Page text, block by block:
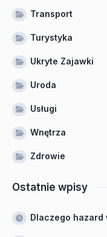
Transport
Turystyka
Ukryte Zajawki
Uroda
Usługi
Wnętrza
Zdrowie
Ostatnie wpisy
Dlaczego hazard